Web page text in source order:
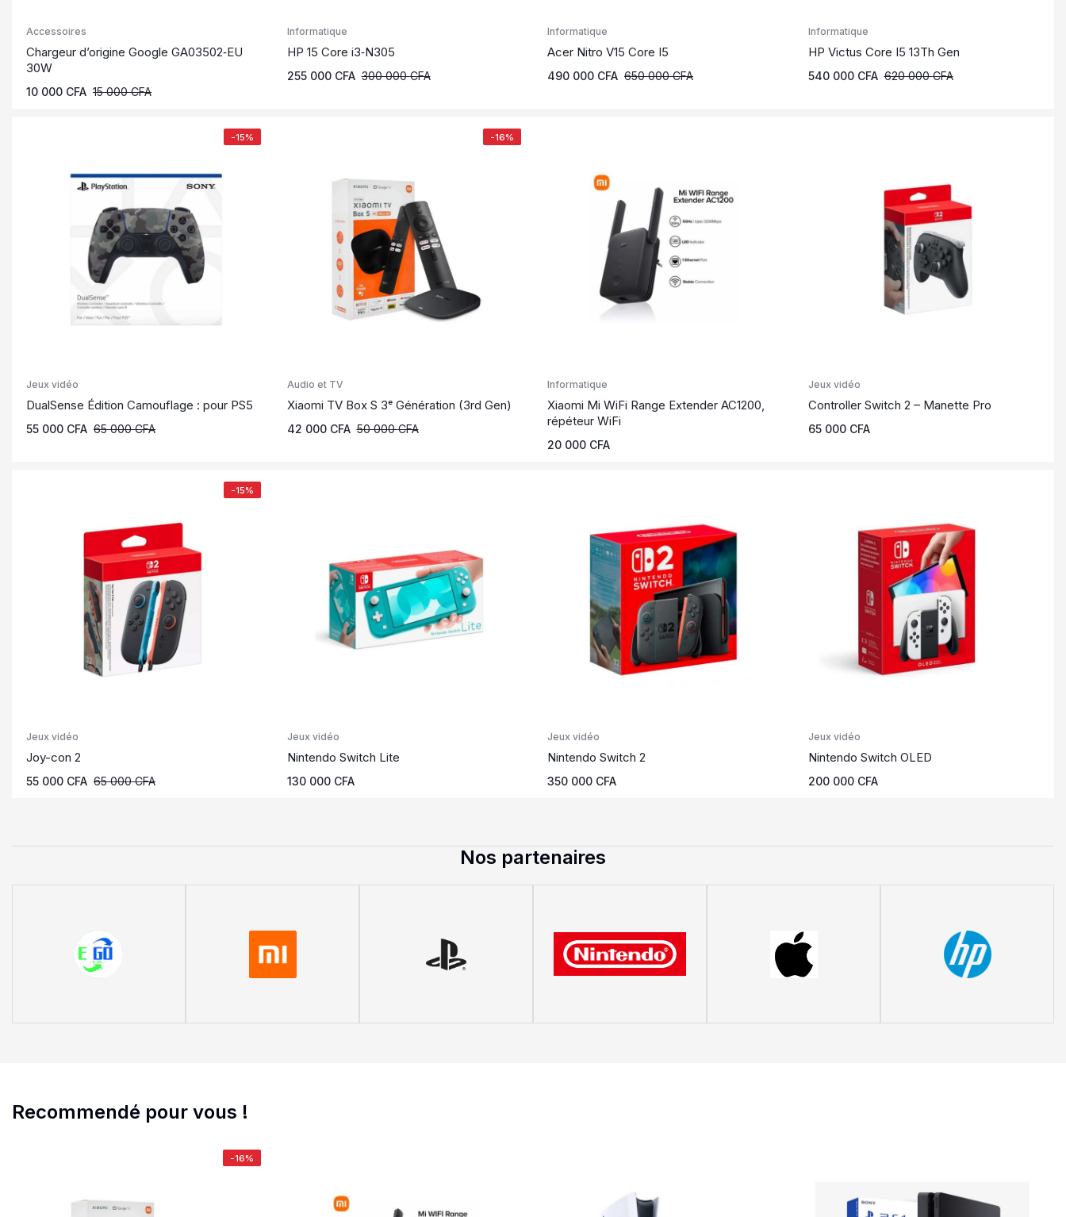
Accessoires
Chargeur d’origine Google GA03502‑EU
30W
15 000CFA
10 000 CFA
Informatique
HP 15 Core i3‑N305
300 000CFA
255 000 CFA
Informatique
Acer Nitro V15 Core I5
650 000CFA
490 000 CFA
Informatique
HP Victus Core I5 13Th Gen
620 000CFA
540 000 CFA
-15%
Jeux vidéo
DualSense Édition Camouflage : pour PS5
65 000CFA
55 000 CFA
-16%
Audio et TV
Xiaomi TV Box S 3ᵉ Génération (3rd Gen)
50 000CFA
42 000 CFA
Informatique
Xiaomi Mi WiFi Range Extender AC1200,
répéteur WiFi
20 000 CFA
Jeux vidéo
Controller Switch 2 – Manette Pro
65 000 CFA
-15%
Jeux vidéo
Joy-con 2
65 000CFA
55 000 CFA
Jeux vidéo
Nintendo Switch Lite
130 000 CFA
Jeux vidéo
Nintendo Switch 2
350 000 CFA
Jeux vidéo
Nintendo Switch OLED
200 000 CFA
Nos partenaires
Recommendé pour vous !
-16%